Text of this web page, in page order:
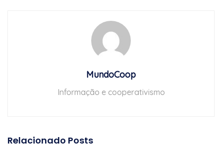
MundoCoop
Informação e cooperativismo
Relacionado Posts